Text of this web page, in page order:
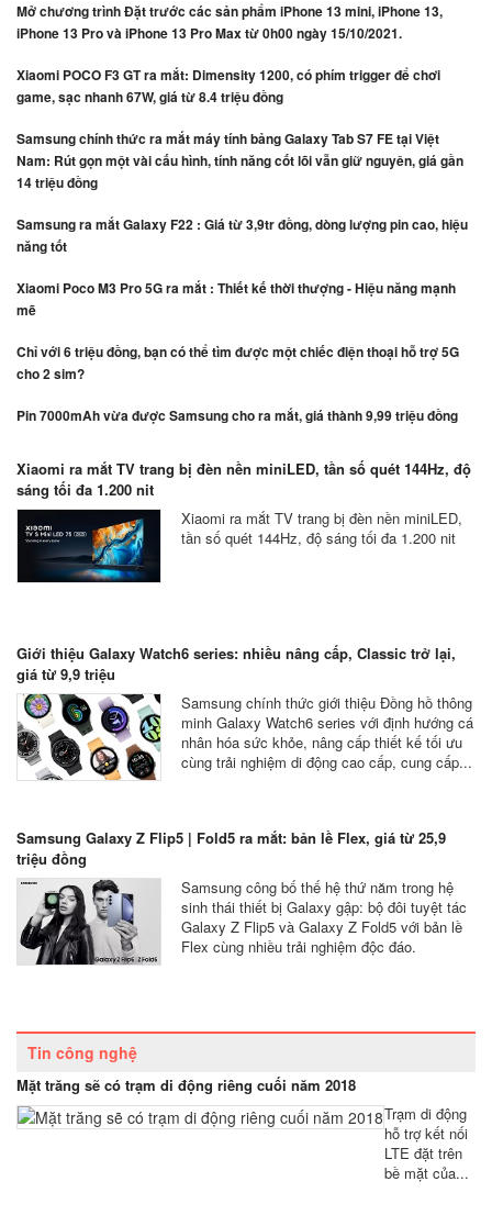
Mở chương trình Đặt trước các sản phẩm iPhone 13 mini, iPhone 13,
iPhone 13 Pro và iPhone 13 Pro Max từ 0h00 ngày 15/10/2021.
Xiaomi POCO F3 GT ra mắt: Dimensity 1200, có phím trigger để chơi
game, sạc nhanh 67W, giá từ 8.4 triệu đồng
Samsung chính thức ra mắt máy tính bảng Galaxy Tab S7 FE tại Việt
Nam: Rút gọn một vài cấu hình, tính năng cốt lõi vẫn giữ nguyên, giá gần
14 triệu đồng
Samsung ra mắt Galaxy F22 : Giá từ 3,9tr đồng, dòng lượng pin cao, hiệu
năng tốt
Xiaomi Poco M3 Pro 5G ra mắt : Thiết kế thời thượng - Hiệu năng mạnh
mẽ
Chỉ với 6 triệu đồng, bạn có thể tìm được một chiếc điện thoại hỗ trợ 5G
cho 2 sim?
Pin 7000mAh vừa được Samsung cho ra mắt, giá thành 9,99 triệu đồng
Xiaomi ra mắt TV trang bị đèn nền miniLED, tần số quét 144Hz, độ
sáng tối đa 1.200 nit
Xiaomi ra mắt TV trang bị đèn nền miniLED,
tần số quét 144Hz, độ sáng tối đa 1.200 nit
Giới thiệu Galaxy Watch6 series: nhiều nâng cấp, Classic trở lại,
giá từ 9,9 triệu
Samsung chính thức giới thiệu Đồng hồ thông
minh Galaxy Watch6 series với định hướng cá
nhân hóa sức khỏe, nâng cấp thiết kế tối ưu
cùng trải nghiệm di động cao cấp, cung cấp...
Samsung Galaxy Z Flip5 | Fold5 ra mắt: bản lề Flex, giá từ 25,9
triệu đồng
Samsung công bố thế hệ thứ năm trong hệ
sinh thái thiết bị Galaxy gập: bộ đôi tuyệt tác
Galaxy Z Flip5 và Galaxy Z Fold5 với bản lề
Flex cùng nhiều trải nghiệm độc đáo.
Tin công nghệ
Mặt trăng sẽ có trạm di động riêng cuối năm 2018
Trạm di động
hỗ trợ kết nối
LTE đặt trên
bề mặt của...